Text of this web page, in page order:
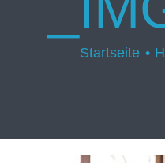
Startseite